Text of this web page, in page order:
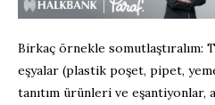
Birkaç örnekle somutlaştıralım:
eşyalar (plastik poşet, pipet,
tanıtım ürünleri ve eşantiyonlar,